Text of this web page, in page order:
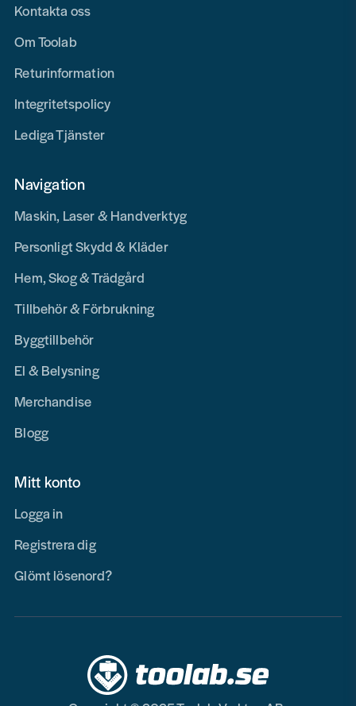
Kontakta oss
Om Toolab
Returinformation
Integritetspolicy
Lediga Tjänster
Navigation
Maskin, Laser & Handverktyg
Personligt Skydd & Kläder
Hem, Skog & Trädgård
Tillbehör & Förbrukning
Byggtillbehör
El & Belysning
Merchandise
Blogg
Mitt konto
Logga in
Registrera dig
Glömt lösenord?